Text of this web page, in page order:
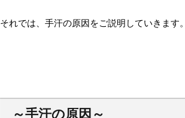
それでは、手汗の原因をご説明していきます。
～手汗の原因～